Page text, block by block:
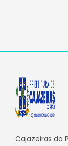
Cajazeiras do